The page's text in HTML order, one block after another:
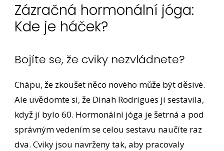
Zázračná hormonální jóga:
Kde je háček?
Bojíte se, že cviky nezvládnete?
Chápu, že zkoušet něco nového může být děsivé.
Ale uvědomte si, že Dinah Rodrigues ji sestavila,
když jí bylo 60. Hormonální jóga je šetrná a pod
správným vedením se celou sestavu naučíte raz
dva. Cviky jsou navrženy tak, aby pracovaly